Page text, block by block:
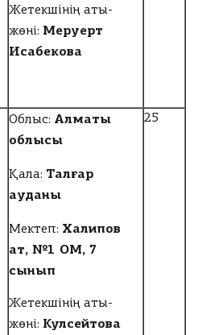
Жетекшінің аты-
жөні: Меруерт
Исабекова
Облыс: Алматы
облысы
Қала: Талғар
ауданы
Мектеп: Халипов
ат, №1 ОМ, 7
сынып
Жетекшінің аты-
жөні: Кулсейтова
25